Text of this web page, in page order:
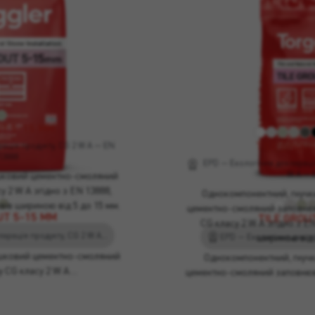
5-15 MM
цементно-смоляний
CG класу 2 W A…
5-15 MM
цементно-смоляний
2 W A згідно з EN 13888,
шириною від 5 до 15 мм.
TILE
Однокомпонентний,
цементно-смоляний
TILE
W A —
Однокомпонентний,
цементно-смоляний
CG класу 2 W A згідно з
шириною від